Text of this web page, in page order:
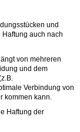
und
auch nach
von mehreren
und dem
Verbindung von
kommen kann.
Haftung der